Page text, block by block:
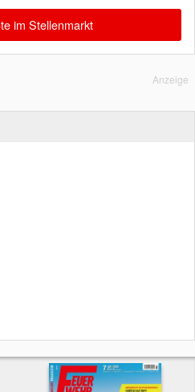
im Stellenmarkt
Anzeige